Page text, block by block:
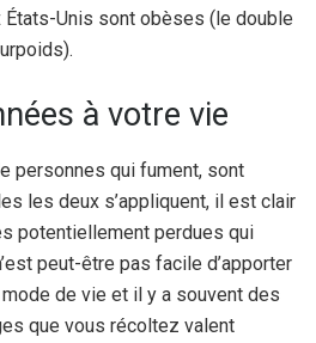
Unis sont obèses (le double
à votre vie
personnes qui fument, sont
les deux s’appliquent, il est clair
potentiellement perdues qui
peut-être pas facile d’apporter
de vie et il y a souvent des
que vous récoltez valent